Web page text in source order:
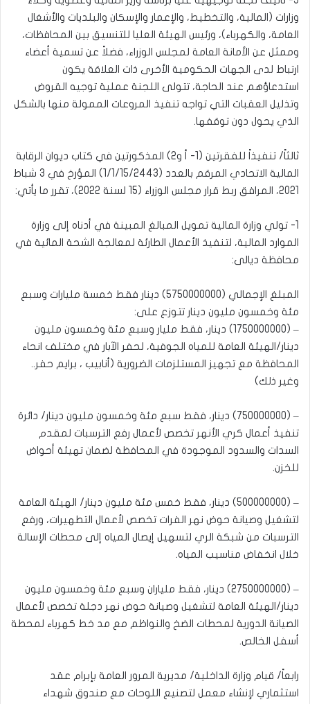
وزارات (المالية، والتخطيط، والإعمار والإسكان والبلديات والأشغال
العامة، والكهرباء)، ورئيس الهيئة العليا للتنسيق بين المحافظات،
وممثل عن الأمانة العامة لمجلس الوزراء، فضلاً عن تسمية أعضاء
ارتباط لدى الجهات الحكومية الأخرى ذات العلاقة يكون
استدعاؤهم عند الحاجة، تتولى اللجنة عملية توجيه القروض
وتذليل العقبات التي تواجه تنفيذ المروعات الممولة منها بالشكل
الذي يحول دون توقفها.
ثالثاً/ تنفيذاً للفقرتين (1- أ و2) المذكورتين في كتاب ديوان الرقابة
المالية الاتحادي المرقم بالعدد (1/1/15/2443) المؤرخ في 3 شباط
2021، المرافق ربط قرار مجلس الوزراء (15 لسنة 2022)، تقرر ما يأتي:
1- تولي وزارة المالية تمويل المبالغ المبينة في أدناه إلى وزارة
الموارد المالية، لتنفيذ الأعمال الطارئة لمعالجة الشحة المائية في
محافظة ديالى:
المبلغ الإجمالي (5750000000) دينار فقط خمسة مليارات وسبع
مئة وخمسون مليون دينار تتوزع على:
– (1750000000) دينار، فقط مليار وسبع مئة وخمسون مليون
دينار/الهيئة العامة للمياه الجوفية، لحفر الآبار في مختلف انحاء
المحافظة مع تجهيز المستلزمات الضرورية (أنابيب ، برايم حفر..
وغير ذلك)
– (750000000) دينار، فقط سبع مئة وخمسون مليون دينار/ دائرة
تنفيذ أعمال كري الأنهر تخصص لأعمال رفع الترسبات لمقدم
السدات والسدود الموجودة في المحافظة لضمان تهيئة أحواض
للخزن.
– (500000000) دينار، فقط خمس مئة مليون دينار/ الهيئة العامة
لتشغيل وصيانة حوض نهر الفرات تخصص لأعمال التطهيرات، ورفع
الترسبات من شبكة الري لتسهيل إيصال المياه إلى محطات الإسالة
خلال انخفاض مناسيب المياه.
– (2750000000) دينار، فقط ملياران وسبع مئة وخمسون مليون
دينار/الهيئة العامة لتشغيل وصيانة حوض نهر دجلة تخصص لأعمال
الصيانة الدورية لمحطات الضخ والنواظم مع مد خط كهرباء لمحطة
أسفل الخالص.
رابعاً/ قيام وزارة الداخلية/ مديرية المرور العامة بإبرام عقد
استثماري لإنشاء معمل لتصنيع اللوحات مع صندوق شهداء